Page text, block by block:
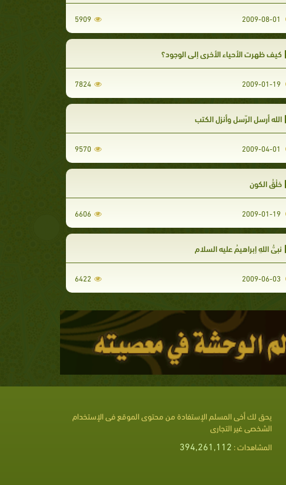
5909
كيف ظهرت الأحياء الأخرى إلى الوجود؟
2009-01-19
7824
الله أرسل الرّسل وأنزل الكتب
9570
خلْقُ الكون
2009-01-19
6606
نبيُّ اللهِ إبراهيمُ عليه السلام
2009-06-03
6422
يحق لك أخى المسلم الإستفادة من محتوى الموقع فى الإستخدام
الشخصى غير التجارى
المشاهدات : 394,261,112